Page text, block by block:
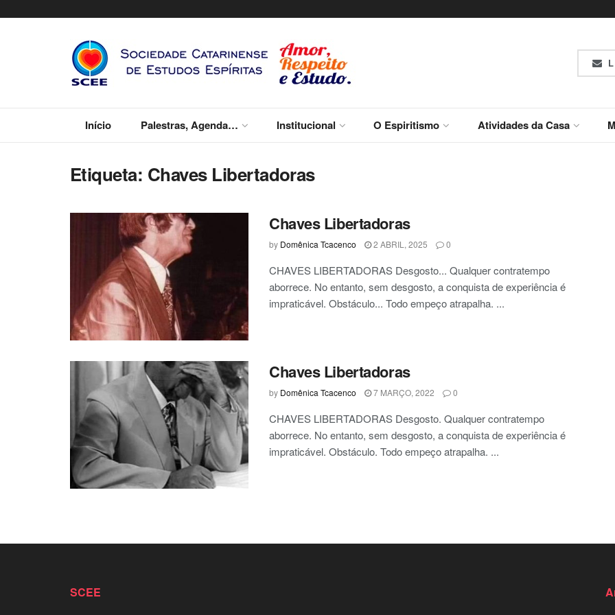
Início Palestras, Agenda… Institucional O Espiritismo Atividades da Casa
Etiqueta: Chaves Libertadoras
Chaves Libertadoras
by Domênica Tcacenco 2 ABRIL, 2025 0
CHAVES LIBERTADORAS Desgosto... Qualquer contratempo
aborrece. No entanto, sem desgosto, a conquista de experiência é
impraticável. Obstáculo... Todo empeço atrapalha. ...
Chaves Libertadoras
by Domênica Tcacenco 7 MARÇO, 2022 0
CHAVES LIBERTADORAS Desgosto. Qualquer contratempo
aborrece. No entanto, sem desgosto, a conquista de experiência é
impraticável. Obstáculo. Todo empeço atrapalha. ...
SCEE